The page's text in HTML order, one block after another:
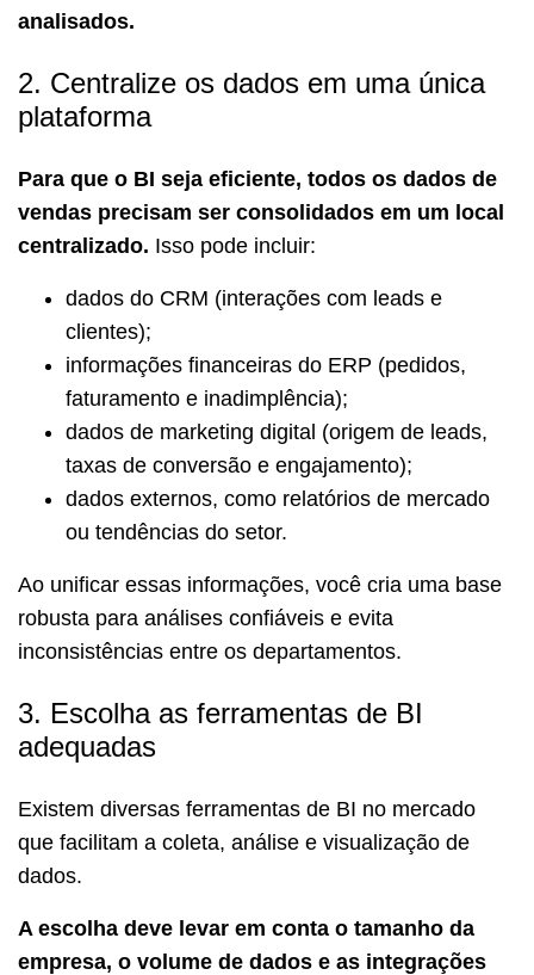
analisados.
2. Centralize os dados em uma única
plataforma
Para que o BI seja eficiente, todos os dados de
vendas precisam ser consolidados em um local
centralizado. Isso pode incluir:
dados do CRM (interações com leads e
clientes);
informações financeiras do ERP (pedidos,
faturamento e inadimplência);
dados de marketing digital (origem de leads,
taxas de conversão e engajamento);
dados externos, como relatórios de mercado
ou tendências do setor.
Ao unificar essas informações, você cria uma base
robusta para análises confiáveis e evita
inconsistências entre os departamentos.
3. Escolha as ferramentas de BI
adequadas
Existem diversas ferramentas de BI no mercado
que facilitam a coleta, análise e visualização de
dados.
A escolha deve levar em conta o tamanho da
empresa, o volume de dados e as integrações